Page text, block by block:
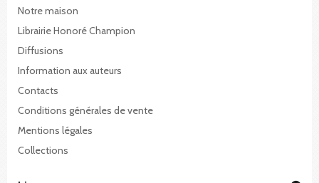
Notre maison
Librairie Honoré Champion
Diffusions
Information aux auteurs
Contacts
Conditions générales de vente
Mentions légales
Collections